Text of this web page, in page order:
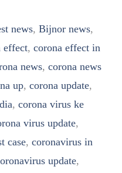
news, Bijnor news,
effect, corona effect in
news, corona news
up, corona update,
, corona virus ke
virus update,
case, coronavirus in
update,